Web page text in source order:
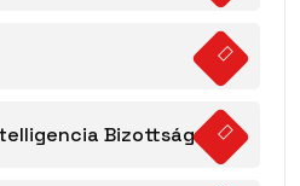
Bizottság